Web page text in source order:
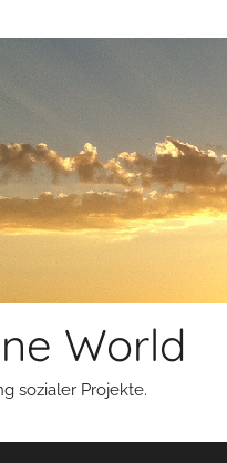
World
sozialer Projekte.